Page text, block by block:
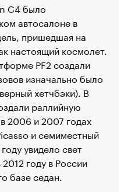
C4 было
автосалоне в
пришедшая на
настоящий космолет.
PF2 создали
изначально было
хетчбэки). В
раллийную
2006 и 2007 годах
и семиместный
увидело свет
году в России
базе седан.